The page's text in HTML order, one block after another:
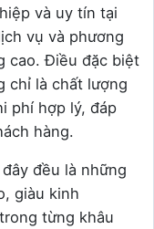
và uy tín tại
vụ và phương
cao. Điều đặc biệt
chỉ là chất lượng
phí hợp lý, đáp
hàng.
đều là những
giàu kinh
từng khâu